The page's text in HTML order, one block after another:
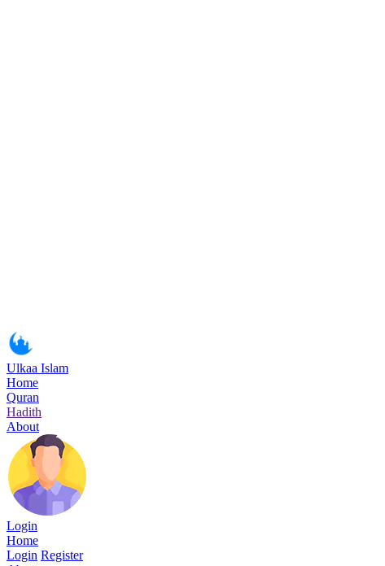
Ulkaa Islam
Home
Quran
Hadith
About
Login
Home
Login Register